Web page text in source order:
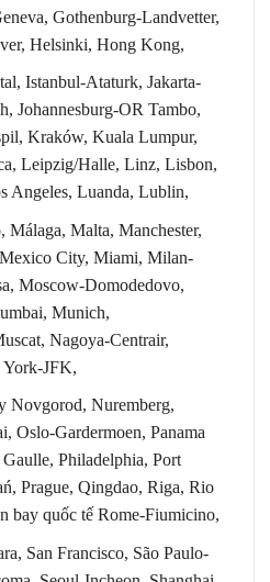
Gothenburg-Landvetter,
Helsinki, Hong Kong,
Istanbul-Ataturk, Jakarta-
Johannesburg-OR Tambo,
Kraków, Kuala Lumpur,
Leipzig/Halle, Linz, Lisbon,
Angeles, Luanda, Lublin,
Malta, Manchester,
City, Miami, Milan-
Moscow-Domodedovo,
Munich,
Nagoya-Centrair,
JFK,
Novgorod, Nuremberg,
Oslo-Gardermoen, Panama
Philadelphia, Port
Prague, Qingdao, Riga, Rio
bay quốc tế Rome-Fiumicino,
San Francisco, São Paulo-